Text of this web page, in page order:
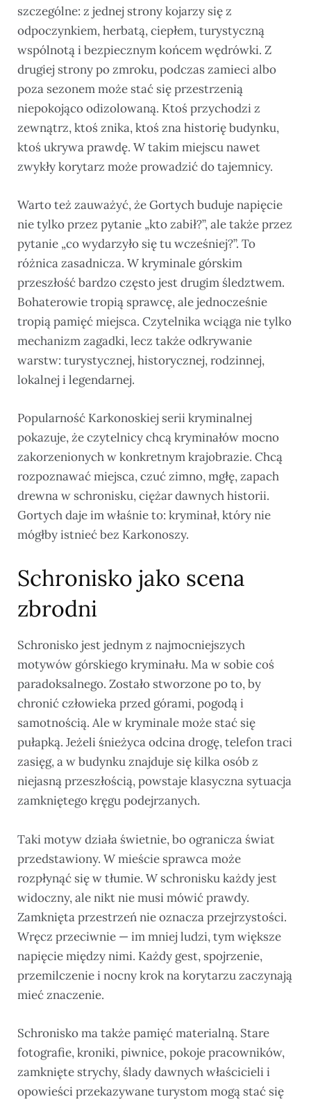
szczególne: z jednej strony kojarzy się z
odpoczynkiem, herbatą, ciepłem, turystyczną
wspólnotą i bezpiecznym końcem wędrówki. Z
drugiej strony po zmroku, podczas zamieci albo
poza sezonem może stać się przestrzenią
niepokojąco odizolowaną. Ktoś przychodzi z
zewnątrz, ktoś znika, ktoś zna historię budynku,
ktoś ukrywa prawdę. W takim miejscu nawet
zwykły korytarz może prowadzić do tajemnicy.
Warto też zauważyć, że Gortych buduje napięcie
nie tylko przez pytanie „kto zabił?”, ale także przez
pytanie „co wydarzyło się tu wcześniej?”. To
różnica zasadnicza. W kryminale górskim
przeszłość bardzo często jest drugim śledztwem.
Bohaterowie tropią sprawcę, ale jednocześnie
tropią pamięć miejsca. Czytelnika wciąga nie tylko
mechanizm zagadki, lecz także odkrywanie
warstw: turystycznej, historycznej, rodzinnej,
lokalnej i legendarnej.
Popularność Karkonoskiej serii kryminalnej
pokazuje, że czytelnicy chcą kryminałów mocno
zakorzenionych w konkretnym krajobrazie. Chcą
rozpoznawać miejsca, czuć zimno, mgłę, zapach
drewna w schronisku, ciężar dawnych historii.
Gortych daje im właśnie to: kryminał, który nie
mógłby istnieć bez Karkonoszy.
Schronisko jako scena
zbrodni
Schronisko jest jednym z najmocniejszych
motywów górskiego kryminału. Ma w sobie coś
paradoksalnego. Zostało stworzone po to, by
chronić człowieka przed górami, pogodą i
samotnością. Ale w kryminale może stać się
pułapką. Jeżeli śnieżyca odcina drogę, telefon traci
zasięg, a w budynku znajduje się kilka osób z
niejasną przeszłością, powstaje klasyczna sytuacja
zamkniętego kręgu podejrzanych.
Taki motyw działa świetnie, bo ogranicza świat
przedstawiony. W mieście sprawca może
rozpłynąć się w tłumie. W schronisku każdy jest
widoczny, ale nikt nie musi mówić prawdy.
Zamknięta przestrzeń nie oznacza przejrzystości.
Wręcz przeciwnie — im mniej ludzi, tym większe
napięcie między nimi. Każdy gest, spojrzenie,
przemilczenie i nocny krok na korytarzu zaczynają
mieć znaczenie.
Schronisko ma także pamięć materialną. Stare
fotografie, kroniki, piwnice, pokoje pracowników,
zamknięte strychy, ślady dawnych właścicieli i
opowieści przekazywane turystom mogą stać się